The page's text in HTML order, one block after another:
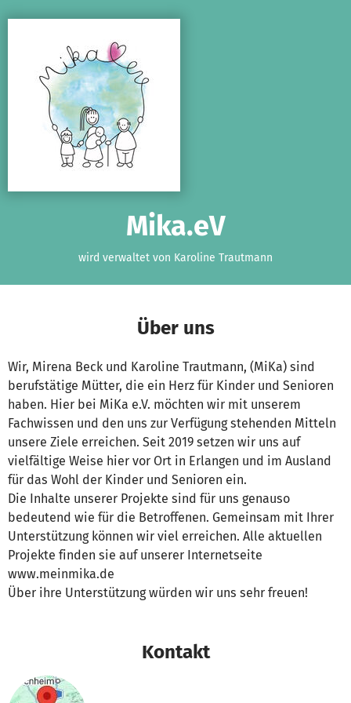
Mika.eV
wird verwaltet von Karoline Trautmann
Über uns
Wir, Mirena Beck und Karoline Trautmann, (MiKa) sind
berufstätige Mütter, die ein Herz für Kinder und Senioren
haben. Hier bei MiKa e.V. möchten wir mit unserem
Fachwissen und den uns zur Verfügung stehenden Mitteln
unsere Ziele erreichen. Seit 2019 setzen wir uns auf
vielfältige Weise hier vor Ort in Erlangen und im Ausland
für das Wohl der Kinder und Senioren ein.
Die Inhalte unserer Projekte sind für uns genauso
bedeutend wie für die Betroffenen. Gemeinsam mit Ihrer
Unterstützung können wir viel erreichen. Alle aktuellen
Projekte finden sie auf unserer Internetseite
www.meinmika.de
Über ihre Unterstützung würden wir uns sehr freuen!
Kontakt